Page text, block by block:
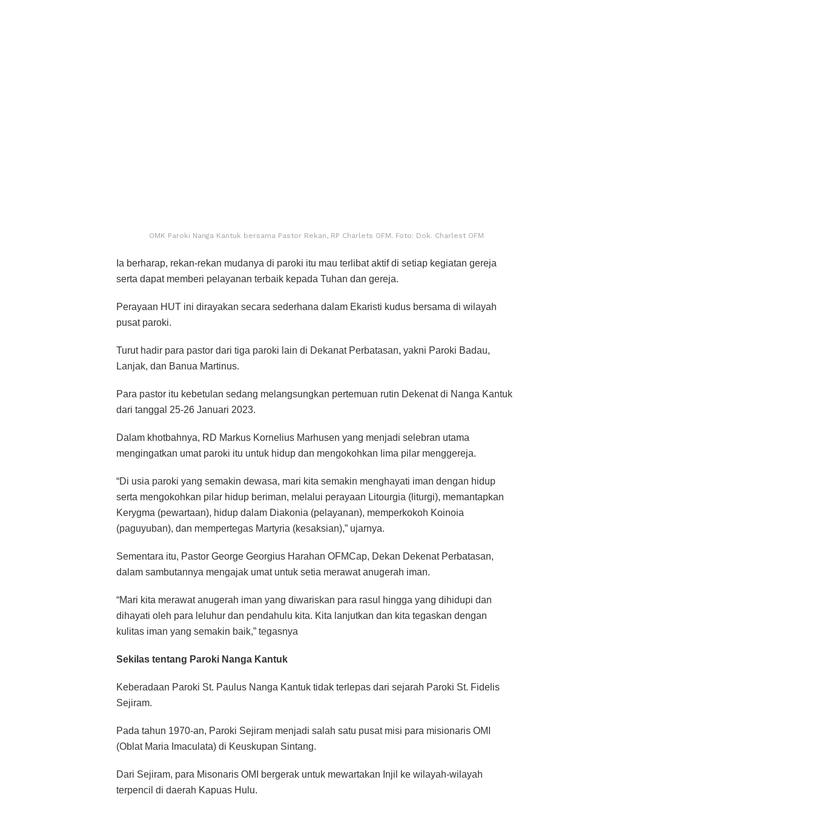
OMK Paroki Nanga Kantuk bersama Pastor Rekan, RP Charlets OFM. Foto: Dok. Charlest OFM
Ia berharap, rekan-rekan mudanya di paroki itu mau terlibat aktif di setiap kegiatan gereja
serta dapat memberi pelayanan terbaik kepada Tuhan dan gereja.
Perayaan HUT ini dirayakan secara sederhana dalam Ekaristi kudus bersama di wilayah
pusat paroki.
Turut hadir para pastor dari tiga paroki lain di Dekanat Perbatasan, yakni Paroki Badau,
Lanjak, dan Banua Martinus.
Para pastor itu kebetulan sedang melangsungkan pertemuan rutin Dekenat di Nanga Kantuk
dari tanggal 25-26 Januari 2023.
Dalam khotbahnya, RD Markus Kornelius Marhusen yang menjadi selebran utama
mengingatkan umat paroki itu untuk hidup dan mengokohkan lima pilar menggereja.
“Di usia paroki yang semakin dewasa, mari kita semakin menghayati iman dengan hidup
serta mengokohkan pilar hidup beriman, melalui perayaan Litourgia (liturgi), memantapkan
Kerygma (pewartaan), hidup dalam Diakonia (pelayanan), memperkokoh Koinoia
(paguyuban), dan mempertegas Martyria (kesaksian),” ujarnya.
Sementara itu, Pastor George Georgius Harahan OFMCap, Dekan Dekenat Perbatasan,
dalam sambutannya mengajak umat untuk setia merawat anugerah iman.
“Mari kita merawat anugerah iman yang diwariskan para rasul hingga yang dihidupi dan
dihayati oleh para leluhur dan pendahulu kita. Kita lanjutkan dan kita tegaskan dengan
kulitas iman yang semakin baik,” tegasnya
Sekilas tentang Paroki Nanga Kantuk
Keberadaan Paroki St. Paulus Nanga Kantuk tidak terlepas dari sejarah Paroki St. Fidelis
Sejiram.
Pada tahun 1970-an, Paroki Sejiram menjadi salah satu pusat misi para misionaris OMI
(Oblat Maria Imaculata) di Keuskupan Sintang.
Dari Sejiram, para Misonaris OMI bergerak untuk mewartakan Injil ke wilayah-wilayah
terpencil di daerah Kapuas Hulu.